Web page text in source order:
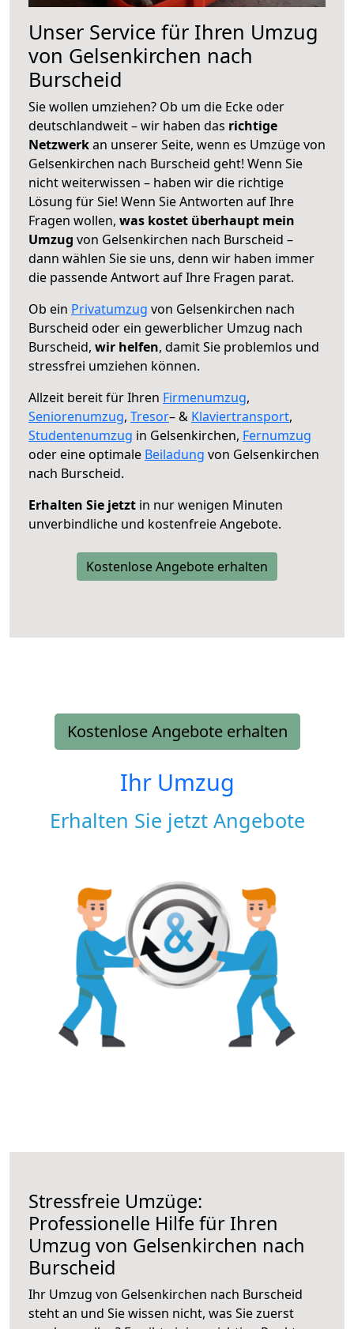
Unser Service für Ihren Umzug
von Gelsenkirchen nach
Burscheid
Sie wollen umziehen? Ob um die Ecke oder
deutschlandweit – wir haben das richtige
Netzwerkan unserer Seite, wenn es Umzüge von
Gelsenkirchen nach Burscheid geht! Wenn Sie
nicht weiterwissen – haben wir die richtige
Lösung für Sie! Wenn Sie Antworten auf Ihre
Fragen wollen, was kostet überhaupt mein
Umzug von Gelsenkirchen nach Burscheid –
dann wählen Sie sie uns, denn wir haben immer
die passende Antwort auf Ihre Fragen parat.
Ob ein Privatumzug von Gelsenkirchen nach
Burscheid oder ein gewerblicher Umzug nach
Burscheid, wir helfen, damit Sie problemlos und
stressfrei umziehen können.
Allzeit bereit für Ihren Firmenumzug,
Seniorenumzug, Tresor– & Klaviertransport,
Studentenumzug in Gelsenkirchen, Fernumzug
oder eine optimale Beiladung von Gelsenkirchen
nach Burscheid.
Erhalten Sie jetzt in nur wenigen Minuten
unverbindliche und kostenfreie Angebote.
Kostenlose Angebote erhalten
Kostenlose Angebote erhalten
Ihr Umzug
Erhalten Sie jetzt Angebote
Stressfreie Umzüge:
Professionelle Hilfe für Ihren
Umzug von Gelsenkirchen nach
Burscheid
Ihr Umzug von Gelsenkirchen nach Burscheid
steht an und Sie wissen nicht, was Sie zuerst